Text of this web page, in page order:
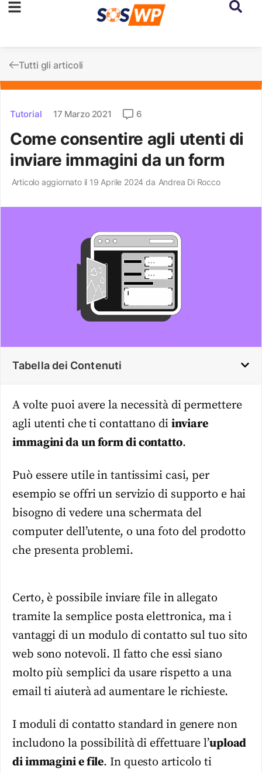
Tutti gli articoli
Tutorial 17 Marzo 2021 6
Come consentire agli utenti di
inviare immagini da un form
Articolo aggiornato il 19 Aprile 2024 da Andrea Di Rocco
Tabella dei Contenuti
A volte puoi avere la necessità di permettere
agli utenti che ti contattano di inviare
immagini da un form di contatto.
Può essere utile in tantissimi casi, per
esempio se offri un servizio di supporto e hai
bisogno di vedere una schermata del
computer dell’utente, o una foto del prodotto
che presenta problemi.
Certo, è possibile inviare file in allegato
tramite la semplice posta elettronica, ma i
vantaggi di un modulo di contatto sul tuo sito
web sono notevoli. Il fatto che essi siano
molto più semplici da usare rispetto a una
email ti aiuterà ad aumentare le richieste.
I moduli di contatto standard in genere non
includono la possibilità di effettuare l’upload
di immagini e file. In questo articolo ti